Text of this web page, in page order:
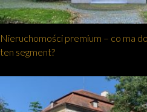
Nieruchomości premium – co ma
ten segment?